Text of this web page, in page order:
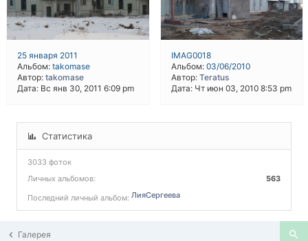
25 января 2011
Альбом: takomase
Автор: takomase
Дата: Вс янв 30, 2011 6:09 pm
IMAG0018
Альбом: 03/06/2010
Автор: Teratus
Дата: Чт июн 03, 2010 8:53 pm
Статистика
3033 фоток
Личных альбомов:
563
Последний личный альбом: ЛияСергеева
Галерея